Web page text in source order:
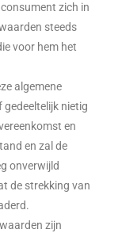
zich in
steeds
voor hem het
algemene
nietig
en
en zal de
onverwijld
de strekking van
zijn